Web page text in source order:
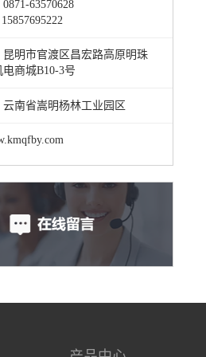
63570628
昆明市官渡区昌宏路高原明珠
电商城B10-3号
云南省嵩明杨林工业园区